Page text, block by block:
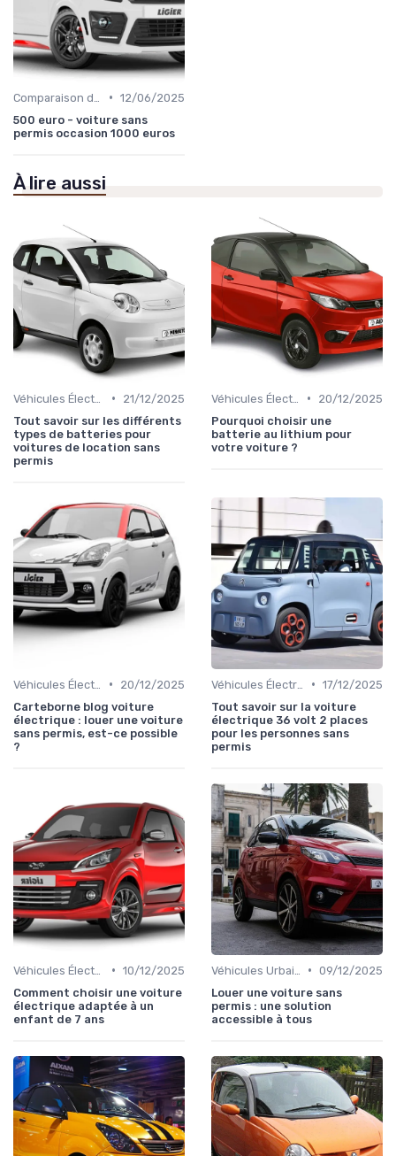
• 12/06/2025
500 euro - voiture sans
permis occasion 1000 euros
À lire aussi
•
21/12/2025
Tout savoir sur les différents
types de batteries pour
voitures de location sans
permis
•
20/12/2025
Pourquoi choisir une
batterie au lithium pour
votre voiture ?
•
20/12/2025
Carteborne blog voiture
électrique : louer une voiture
sans permis, est-ce possible
?
• 17/12/2025
Tout savoir sur la voiture
électrique 36 volt 2 places
pour les personnes sans
permis
• 10/12/2025
Comment choisir une voiture
électrique adaptée à un
enfant de 7 ans
• 09/12/2025
Louer une voiture sans
permis : une solution
accessible à tous